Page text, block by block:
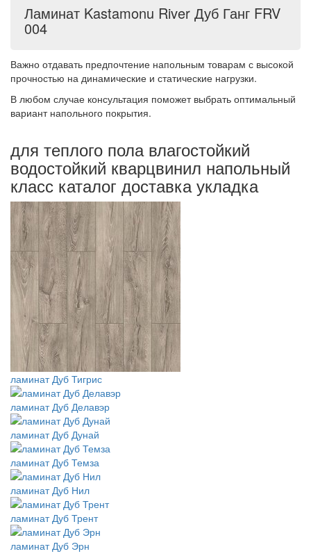
Ламинат Kastamonu River Дуб Ганг FRV
004
Важно отдавать предпочтение напольным товарам с высокой
прочностью на динамические и статические нагрузки.
В любом случае консультация поможет выбрать оптимальный
вариант напольного покрытия.
для теплого пола влагостойкий
водостойкий кварцвинил напольный
класс каталог доставка укладка
ламинат Дуб Тигрис
ламинат Дуб Делавэр
ламинат Дуб Дунай
ламинат Дуб Темза
ламинат Дуб Нил
ламинат Дуб Трент
ламинат Дуб Эрн